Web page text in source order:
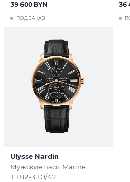
ПОД ЗАКАЗ
39 600 BYN 36
Ulysse Nardin
Мужские часы Marine
1182-310/42